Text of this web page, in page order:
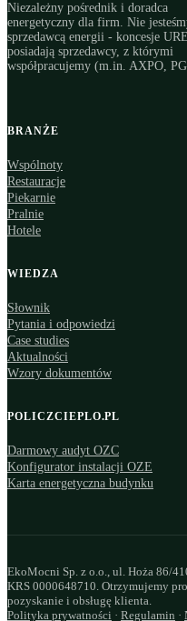
Niezależny pośrednik i doradca
energetyczny dla firm. Nie
sprzedawcą energii - koncesje URE
posiadają sprzedawcy, z którymi
współpracujemy (m.in. AXPO,
BRANŻE
Wspólnoty
Restauracje
Piekarnie
Pralnie
Hotele
WIEDZA
Słownik
Pytania i odpowiedzi
Case studies
Aktualności
Wzory dokumentów
POLICZCIEPLO.PL
Darmowy audyt OZC
Konfigurator instalacji OZE
Karta energetyczna budynku
EkoMocni Sp. z o.o., ul. Hoża 86/
KRS 0000648710. Otrzymujemy
pozyskanie i obsługę klienta.
Polityka prywatności · Regulamin ·